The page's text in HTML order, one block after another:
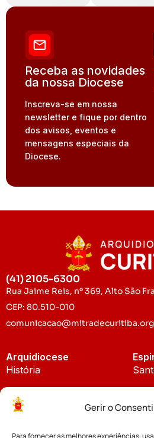
Gerir o
Para fornecer as melhores experiências,
Receba as novidades
da nossa Diocese
Inscreva-se em nossa
newsletter e fique por dentro
dos avisos, eventos e
mensagens especiais da
Diocese.
(41) 2105-6300
Rua Jaime Reis, nº 369, Alto São
CEP: 80.510-010
Arquidiocese
História
Padroeira